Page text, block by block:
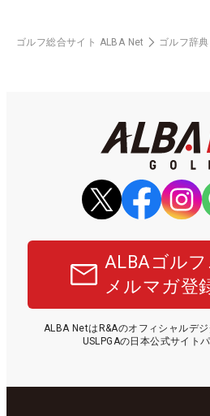
ゴルフ総合サイト ALBA Net ゴルフ辞典
ALBAゴル
メルマガ登
ALBA NetはR&Aのオフィシャルデ
USLPGAの日本公式サイト